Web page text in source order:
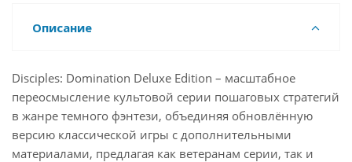
Описание
Disciples: Domination Deluxe Edition – масштабное
переосмысление культовой серии пошаговых стратегий
в жанре темного фэнтези, объединяя обновлённую
версию классической игры с дополнительными
материалами, предлагая как ветеранам серии, так и